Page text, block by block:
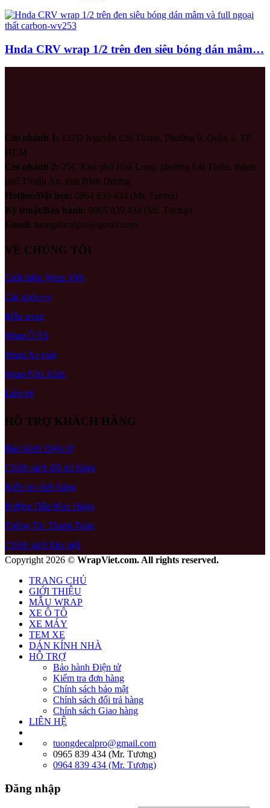
Hnda CRV wrap 1/2 trên đen siêu bóng dán mâm…
Chi nhánh 1: 137D Nguyễn Chí Thanh, Phường 9, Quận 5, TP.
HCM
Chi nhánh 2: 25C Khu phố Hoà Long, phường Lái Thiêu, thành
phố Thuận An, tỉnh Bình Dương
Hotline/Đặt hẹn: 0964 839 434 (Mr. Tương)
Kỹ thuật/Bảo hành: 0965 839 434 (Mr. Tương)
Email: tuongdecalpro@gmail.com
VỀ CHÚNG TÔI
Giới thiệu Wrap Việt
Các dịch vụ
Mẫu wrap
Wrap Ô Tô
Wrap Xe máy
Wrap Nhà Kính
Liên hệ
HỖ TRỢ KHÁCH HÀNG
Bảo hành Điện tử
Chính sách đổi trả hàng
Kiểm tra đơn hàng
Hướng Dẫn Mua Hàng
Thông Tin Thanh Toán
Chính sách bảo mật
Copyright 2026 © WrapViet.com. All rights reserved.
TRANG CHỦ
GIỚI THIỆU
MẪU WRAP
XE Ô TÔ
XE MÁY
TEM XE
DÁN KÍNH NHÀ
HỖ TRỢ
Bảo hành Điện tử
Kiểm tra đơn hàng
Chính sách bảo mật
Chính sách đổi trả hàng
Chính sách Giao hàng
LIÊN HỆ
tuongdecalpro@gmail.com
0965 839 434 (Mr. Tương)
0964 839 434 (Mr. Tương)
Đăng nhập